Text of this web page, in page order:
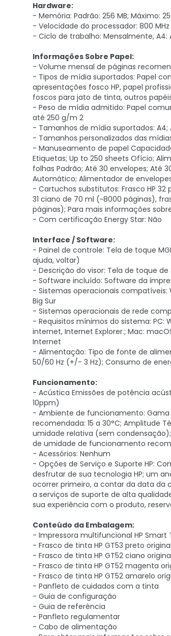
Hardware:
- Memória: Padrão: 256 MB; Máximo:
- Velocidade do processador: 800 MHz
- Ciclo de trabalho: Mensalmente, A4:
Informações Sobre Papel:
- Volume mensal de páginas
- Tipos de mídia suportados: Papel
apresentações fosco HP, papel
foscos para jato de tinta, outros
- Peso de mídia admitido: Papel
até 250 g/m 2
- Tamanhos de mídia suportados: A4;
- Tamanhos personalizados das
- Manuseamento de papel
Etiquetas; Up to 250 sheets Ofício;
folhas Padrão; Até 30 envelopes; Até
Automático; Alimentador de
- Cartuchos substitutos: Frasco HP 32
31 ciano de 70 ml (~8000 páginas),
páginas); Para mais informações
- Com certificação Energy Star: Não
Interface / Software:
- Painel de controle: Tela de toque
ajuda, voltar)
- Descrição do visor: Tela de toque
- Software incluído: Software da
- Sistemas operacionais compatíveis:
Big Sur
- Sistemas operacionais de rede
- Requisitos mínimos do sistema: PC:
internet, Internet Explorer.; Mac:
Internet
- Alimentação: Tipo de fonte de
50/60 Hz (+/- 3 Hz); Consumo de
Funcionamento:
- Acústica Emissões de potência
10ppm)
- Ambiente de funcionamento:
recomendada: 15 a 30°C; Amplitude
umidade relativa (sem
de umidade de funcionamento
- Acessórios: Nenhum
- Opções de Serviço e Suporte HP:
desfrutar de sua tecnologia HP; um
ocorrer primeiro, a contar da data da
a serviços de suporte de alta
sua experiência com o produto,
Conteúdo da Embalagem:
- Impressora multifuncional HP Smart
- Frasco de tinta HP GT53 preto original
- Frasco de tinta HP GT52 ciano
- Frasco de tinta HP GT52 magenta
- Frasco de tinta HP GT52 amarelo
- Panfleto de cuidados com a tinta
- Guia de configuração
- Guia de referência
- Panfleto regulamentar
- Cabo de alimentação